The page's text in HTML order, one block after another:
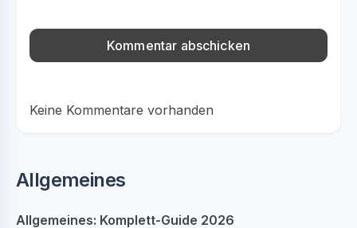
Keine Kommentare vorhanden
Allgemeines
Allgemeines: Komplett-Guide 2026